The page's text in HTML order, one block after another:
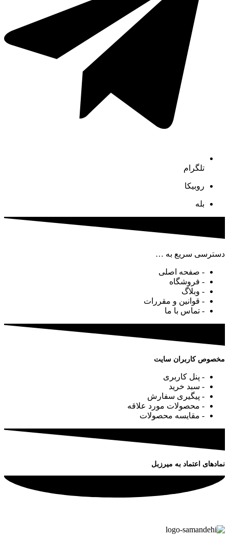
تلگرام
روبیکا
بله
دسترسی سریع به …
- صفحه اصلی
- فروشگاه
- وبلاگ
- قوانین و مقررات
- تماس با ما
مخصوص کاربران سایت
- پنل کاربری
- سبد خرید
- پیگیری سفارش
- محصولات مورد علاقه
- مقایسه محصولات
نمادهای اعتماد به میرزبل